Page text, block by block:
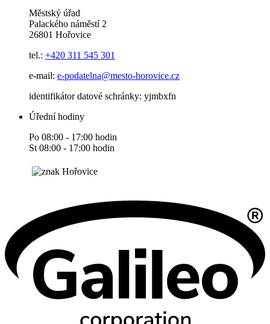
Městský úřad
Palackého náměstí 2
26801 Hořovice
tel.: +420 311 545 301
e-mail: e-podatelna@mesto-horovice.cz
identifikátor datové schránky: yjmbxfn
Úřední hodiny
Po 08:00 - 17:00 hodin
St 08:00 - 17:00 hodin